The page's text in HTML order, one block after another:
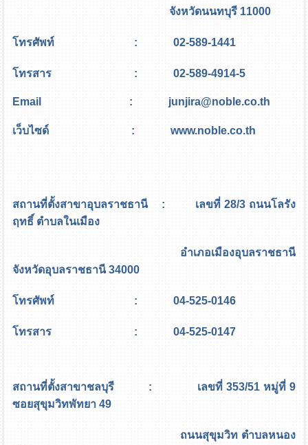
จังหวัดนนทบุรี 11000
โทรศัพท์ : 02-589-1441
โทรสาร : 02-589-4914-5
Email : junjira@noble.co.th
เว็บไซด์ :www.noble.co.th
สถานที่ตั้งสาขาอุบลราชธานี : เลขที่ 28/3 ถนนโลรัง
ฤทธิ์ ตำบลในเมือง
อำเภอเมืองอุบลราชธานี
จังหวัดอุบลราชธานี 34000
โทรศัพท์ : 04-525-0146
โทรสาร : 04-525-0147
สถานที่ตั้งสาขาชลบุรี : เลขที่ 353/51 หมู่ที่ 9
ซอยสุขุมวิทพัทยา 49
ถนนสุขุมวิท ตำบลหนอง